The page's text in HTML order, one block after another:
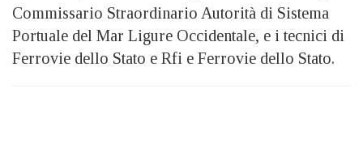
Commissario Straordinario Autorità di Sistema
Portuale del Mar Ligure Occidentale, e i tecnici di
Ferrovie dello Stato e Rfi e Ferrovie dello Stato.